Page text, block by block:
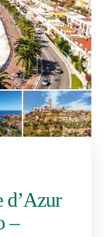
d’Azur
–